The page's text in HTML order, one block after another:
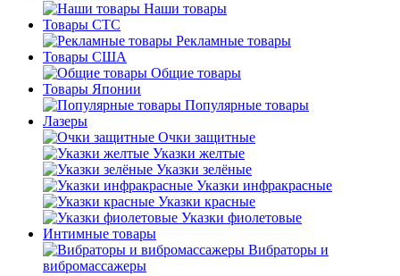
Наши товары
Товары СТС
Рекламные товары
Товары США
Общие товары
Товары Японии
Популярные товары
Лазеры
Очки защитные
Указки желтые
Указки зелёные
Указки инфракрасные
Указки красные
Указки фиолетовые
Интимные товары
Вибраторы и
вибромассажеры